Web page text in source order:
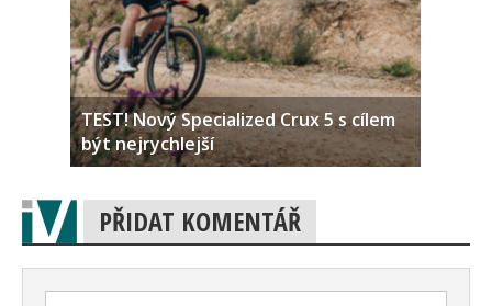
TEST! Nový Specialized Crux 5 s cílem
být nejrychlejší
PŘIDAT KOMENTÁŘ